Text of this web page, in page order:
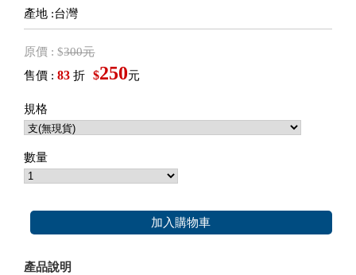
產地 :台灣
原價 : $300元
售價 :83 折 $250元
規格
數量
加入購物車
產品說明